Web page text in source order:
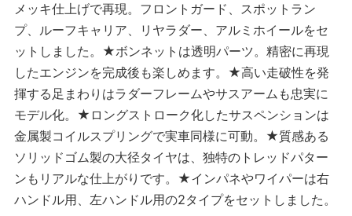
メッキ仕上げで再現。フロントガード、スポットラン
プ、ルーフキャリア、リヤラダー、アルミホイールをセ
ットしました。★ボンネットは透明パーツ。精密に再現
したエンジンを完成後も楽しめます。★高い走破性を発
揮する足まわりはラダーフレームやサスアームも忠実に
モデル化。★ロングストローク化したサスペンションは
金属製コイルスプリングで実車同様に可動。★質感ある
ソリッドゴム製の大径タイヤは、独特のトレッドパター
ンもリアルな仕上がりです。★インパネやワイパーは右
ハンドル用、左ハンドル用の2タイプをセットしました。